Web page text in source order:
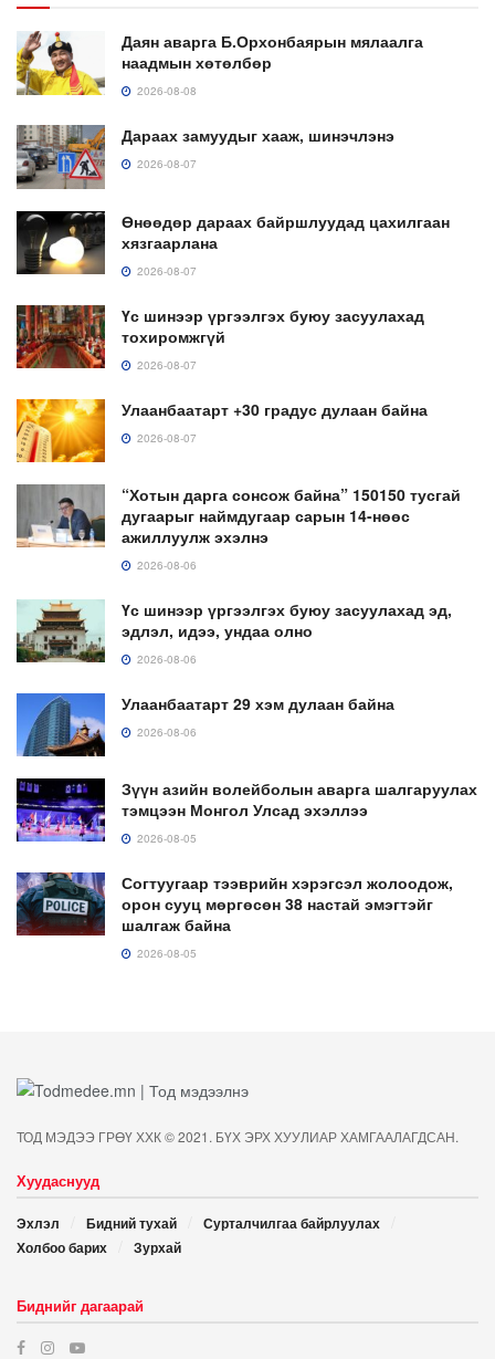
Даян аварга Б.Орхонбаярын мялаалга
наадмын хөтөлбөр
2026-08-08
Дараах замуудыг хааж, шинэчлэнэ
2026-08-07
Өнөөдөр дараах байршлуудад цахилгаан
хязгаарлана
2026-08-07
Үс шинээр үргээлгэх буюу засуулахад
тохиромжгүй
2026-08-07
Улаанбаатарт +30 градус дулаан байна
2026-08-07
“Хотын дарга сонсож байна” 150150 тусгай
дугаарыг наймдугаар сарын 14-нөөс
ажиллуулж эхэлнэ
2026-08-06
Үс шинээр үргээлгэх буюу засуулахад эд,
эдлэл, идээ, ундаа олно
2026-08-06
Улаанбаатарт 29 хэм дулаан байна
2026-08-06
Зүүн азийн волейболын аварга шалгаруулах
тэмцээн Монгол Улсад эхэллээ
2026-08-05
Согтуугаар тээврийн хэрэгсэл жолоодож,
орон сууц мөргөсөн 38 настай эмэгтэйг
шалгаж байна
2026-08-05
ТОД МЭДЭЭ ГРӨҮ ХХК © 2021. БҮХ ЭРХ ХУУЛИАР ХАМГААЛАГДСАН.
Хуудаснууд
Эхлэл Бидний тухай
Сурталчилгаа байрлуулах
Холбоо барих
Зурхай
Биднийг дагаарай